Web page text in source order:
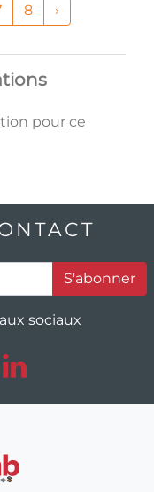
8 ›
pour ce
S'abonner
sociaux